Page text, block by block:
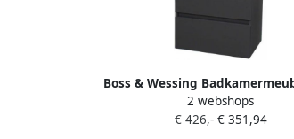
Boss & Wessing
Pepper Acryl Wastafel
Kraangat Inclusief Spiegel
2 webshops
€ 426,-€ 351,94